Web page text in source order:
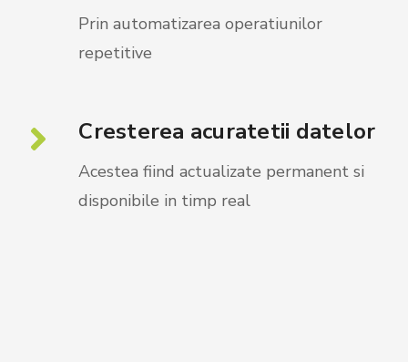
Prin automatizarea operatiunilor
repetitive
Cresterea acuratetii datelor
Acestea fiind actualizate permanent si
disponibile in timp real